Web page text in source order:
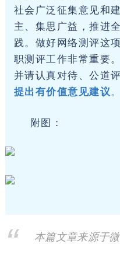
社会广泛征集意见和
主、集思广益，推进
践。做好网络测评这
职测评工作非常重要。
并请认真对待、公道
提出有价值意见建议。
附图：
本篇文章来源于